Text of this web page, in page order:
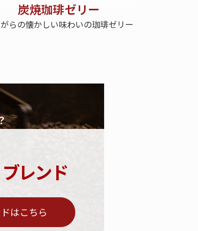
炭焼珈琲ゼリー
らの懐かしい味わいの珈琲ゼリー
レンド
はこちら